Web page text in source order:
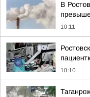
В
10:11
10:10